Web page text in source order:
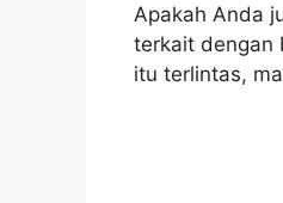
Apakah Anda
terkait dengan
itu terlintas,